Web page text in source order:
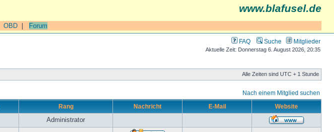
www.blafusel.de
OBD Forum
FAQ Suche Mitglieder
Aktuelle Zeit: Donnerstag 6. August 2026, 20:35
Alle Zeiten sind UTC + 1 Stunde
Nach einem Mitglied suchen
Rang Nachricht E-Mail Website
Administrator